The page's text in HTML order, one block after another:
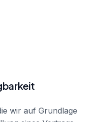
wir auf Grundlage